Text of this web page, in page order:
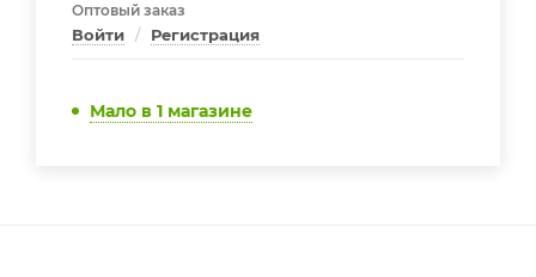
Оптовый заказ
Войти / Регистрация
Мало в 1 магазине